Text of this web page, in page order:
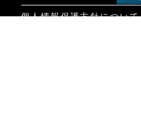
個人情報保護方針について